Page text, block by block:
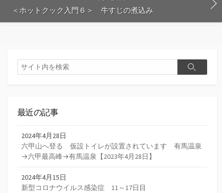
＜ホットクック入門６＞ 牛すじの煮込み
検
索
検
最近の記事
2024年4月28日
六甲山へ登る 仮設トイレが設置されています 有馬温泉
→六甲最高峰→有馬温泉【2023年4月28日】
2024年4月15日
新型コロナウイルス感染症 11～17日目